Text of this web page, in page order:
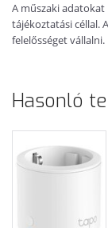
A műszaki
tájékoztatási céllal.
felelősséget vállalni.
Hasonló